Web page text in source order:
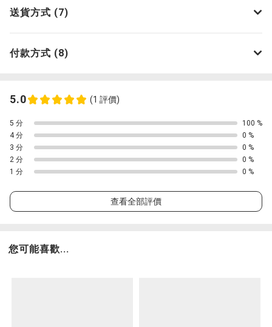
送貨方式 (7)
付款方式 (8)
5.0 (1 評價)
5 分
100 %
4 分
0 %
3 分
0 %
2 分
0 %
1 分
0 %
查看全部評價
您可能喜歡...